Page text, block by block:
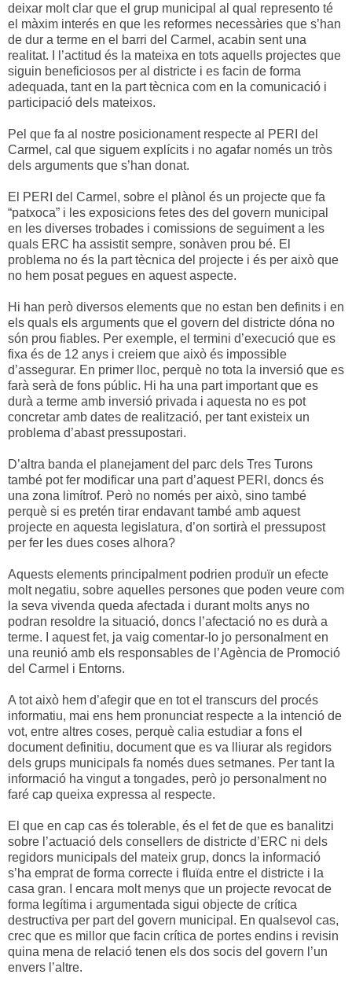
deixar molt clar que el grup municipal al qual represento té
el màxim interés en que les reformes necessàries que s’han
de dur a terme en el barri del Carmel, acabin sent una
realitat. I l’actitud és la mateixa en tots aquells projectes que
siguin beneficiosos per al districte i es facin de forma
adequada, tant en la part tècnica com en la comunicació i
participació dels mateixos.
Pel que fa al nostre posicionament respecte al PERI del
Carmel, cal que siguem explícits i no agafar només un tròs
dels arguments que s’han donat.
El PERI del Carmel, sobre el plànol és un projecte que fa
“patxoca” i les exposicions fetes des del govern municipal
en les diverses trobades i comissions de seguiment a les
quals ERC ha assistit sempre, sonàven prou bé. El
problema no és la part tècnica del projecte i és per això que
no hem posat pegues en aquest aspecte.
Hi han però diversos elements que no estan ben definits i en
els quals els arguments que el govern del districte dóna no
són prou fiables. Per exemple, el termini d’execució que es
fixa és de 12 anys i creiem que això és impossible
d’assegurar. En primer lloc, perquè no tota la inversió que es
farà serà de fons públic. Hi ha una part important que es
durà a terme amb inversió privada i aquesta no es pot
concretar amb dates de realització, per tant existeix un
problema d’abast pressupostari.
D’altra banda el planejament del parc dels Tres Turons
també pot fer modificar una part d’aquest PERI, doncs és
una zona limítrof. Però no només per això, sino també
perquè si es pretén tirar endavant també amb aquest
projecte en aquesta legislatura, d’on sortirà el pressupost
per fer les dues coses alhora?
Aquests elements principalment podrien produïr un efecte
molt negatiu, sobre aquelles persones que poden veure com
la seva vivenda queda afectada i durant molts anys no
podran resoldre la situació, doncs l’afectació no es durà a
terme. I aquest fet, ja vaig comentar-lo jo personalment en
una reunió amb els responsables de l’Agència de Promoció
del Carmel i Entorns.
A tot això hem d’afegir que en tot el transcurs del procés
informatiu, mai ens hem pronunciat respecte a la intenció de
vot, entre altres coses, perquè calia estudiar a fons el
document definitiu, document que es va lliurar als regidors
dels grups municipals fa només dues setmanes. Per tant la
informació ha vingut a tongades, però jo personalment no
faré cap queixa expressa al respecte.
El que en cap cas és tolerable, és el fet de que es banalitzi
sobre l’actuació dels consellers de districte d’ERC ni dels
regidors municipals del mateix grup, doncs la informació
s’ha emprat de forma correcte i fluïda entre el districte i la
casa gran. I encara molt menys que un projecte revocat de
forma legítima i argumentada sigui objecte de crítica
destructiva per part del govern municipal. En qualsevol cas,
crec que es millor que facin crítica de portes endins i revisin
quina mena de relació tenen els dos socis del govern l’un
envers l’altre.